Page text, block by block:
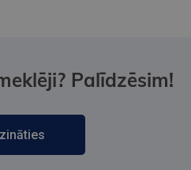
Palīdzēsim!